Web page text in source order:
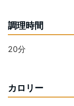
調理時間
20分
カロリー